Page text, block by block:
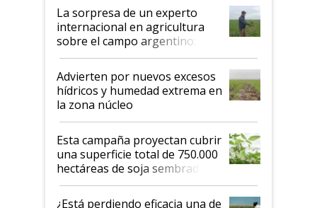
La sorpresa de un experto
internacional en agricultura
sobre el campo argentino:
"Estoy muy impresionado"
Advierten por nuevos excesos
hídricos y humedad extrema en
la zona núcleo
Esta campaña proyectan cubrir
una superficie total de 750.000
hectáreas de soja sembradas
con una nueva generación de
variedades que marcan un
¿Está perdiendo eficacia una de